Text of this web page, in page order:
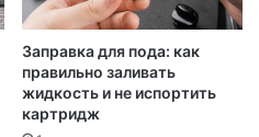
Заправка для пода: как
правильно заливать
жидкость и не испортить
картридж